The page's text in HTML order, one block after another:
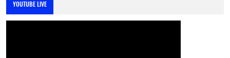
YOUTUBE LIVE